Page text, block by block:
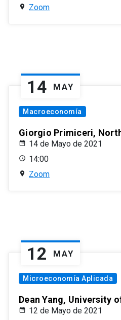
Zoom
14 MAY
Macroeconomía
Giorgio Primiceri,
14 de Mayo de 2021
14:00
Zoom
12 MAY
Microeconomía Aplicada
Dean Yang, University
12 de Mayo de 2021